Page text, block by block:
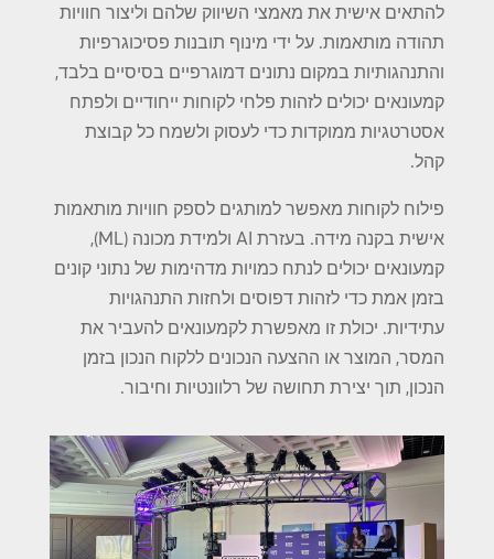
להתאים אישית את מאמצי השיווק שלהם וליצור חוויות
תהודה מותאמות. על ידי מינוף תובנות פסיכוגרפיות
והתנהגותיות במקום נתונים דמוגרפיים בסיסיים בלבד,
קמעונאים יכולים לזהות פלחי לקוחות ייחודיים ולפתח
אסטרטגיות ממוקדות כדי לעסוק ולשמח כל קבוצת
קהל.
פילוח לקוחות מאפשר למותגים לספק חוויות מותאמות
אישית בקנה מידה. בעזרת AI ולמידת מכונה (ML),
קמעונאים יכולים לנתח כמויות מדהימות של נתוני קונים
בזמן אמת כדי לזהות דפוסים ולחזות התנהגויות
עתידיות. יכולת זו מאפשרת לקמעונאים להעביר את
המסר, המוצר או ההצעה הנכונים ללקוח הנכון בזמן
הנכון, תוך יצירת תחושה של רלוונטיות וחיבור.